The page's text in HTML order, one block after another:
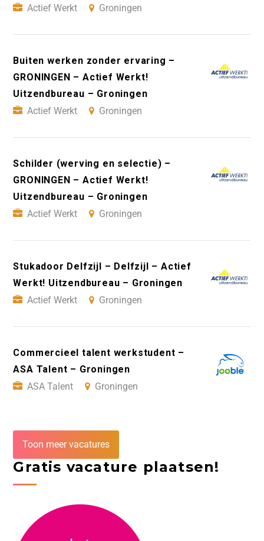
Actief Werkt
Groningen
Buiten werken zonder ervaring –
GRONINGEN – Actief Werkt!
Uitzendbureau – Groningen
Actief Werkt
Groningen
Schilder (werving en selectie) –
GRONINGEN – Actief Werkt!
Uitzendbureau – Groningen
Actief Werkt
Groningen
Stukadoor Delfzijl – Delfzijl – Actief
Werkt! Uitzendbureau – Groningen
Actief Werkt
Groningen
Commercieel talent werkstudent –
ASA Talent – Groningen
ASA Talent
Groningen
Toon meer vacatures
Gratis vacature plaatsen!